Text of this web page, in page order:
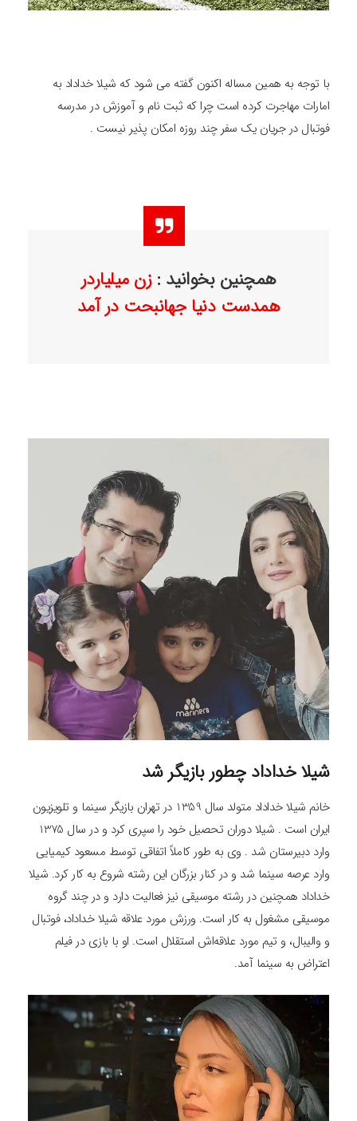
با توجه به همین مساله اکنون گفته می شود که شیلا خداداد به
امارات مهاجرت کرده است چرا که ثبت نام و آموزش در مدرسه
فوتبال در جریان یک سفر چند روزه امکان پذیر نیست .
همچنین بخوانید :زن میلیاردر
همدست دنیا جهانبحت در آمد
شیلا خداداد چطور بازیگر شد
خانم شیلا خداداد متولد سال 1359 در تهران بازیگر سینما و تلویزیون
ایران است . شیلا دوران تحصیل خود را سپری کرد و در سال 1375
وارد دبیرستان شد . وی به طور کاملاً اتفاقی توسط مسعود کیمیایی
وارد عرصه سینما شد و در کنار بزرگان این رشته شروع به کار کرد. شیلا
خداداد همچنین در رشته موسیقی نیز فعالیت دارد و در چند گروه
موسیقی مشغول به کار است. ورزش مورد علاقه شیلا خداداد، فوتبال
و والیبال، و تیم مورد علاقه‌اش استقلال است. او با بازی در فیلم
اعتراض به سینما آمد.